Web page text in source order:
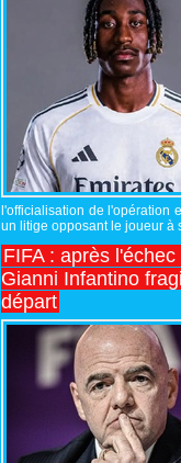
l'officialisation de l'opération
un litige opposant le joueur à
FIFA : après
Gianni Infantino
départ